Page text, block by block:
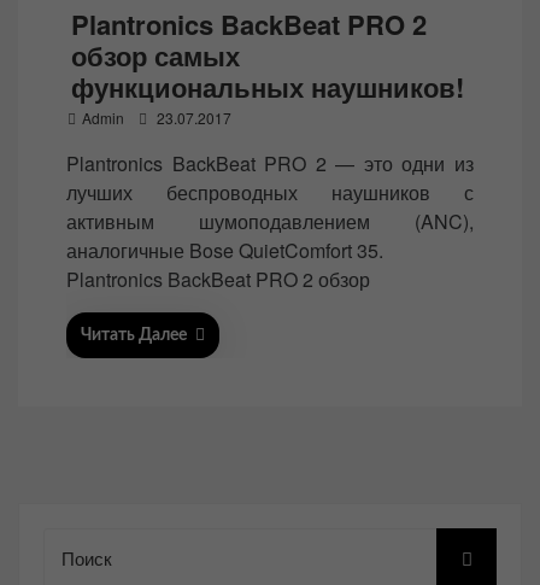
Plantronics BackBeat PRO 2
обзор самых
функциональных наушников!
Admin
s
e
d
o
n
23.07.2017
Plantronics BackBeat PRO 2 — это одни из
лучших беспроводных наушников с
активным шумоподавлением (ANC),
аналогичные Bose QuietComfort 35.
Plantronics BackBeat PRO 2 обзор
Читать Далее